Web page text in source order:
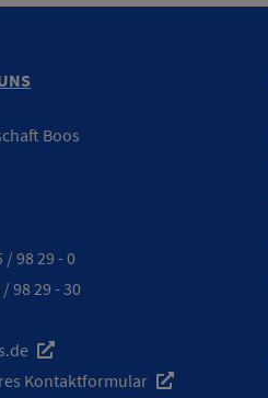
Boos
/ 98 29 - 0
98 29 - 30
Kontaktformular